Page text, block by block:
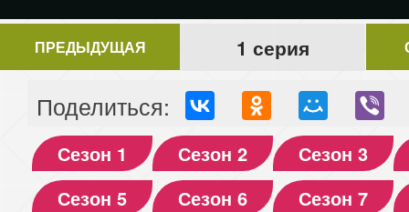
ПРЕДЫДУЩАЯ 1 серия
Поделиться:
Сезон 1 Сезон 2
Сезон 3
Сезон 5
Сезон 6
Сезон 7